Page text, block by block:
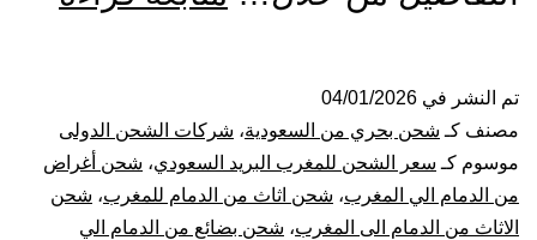
الي
تم النشر في 04/01/2026
مصنف كـ شحن بحري من السعودية، شركات الشحن الدولى
موسوم كـ سعر الشحن للمغرب البريد السعودي، شحن أغراض
من الدمام الي المغرب، شحن اثاث من الدمام للمغرب، شحن
الاثاث من الدمام الى المغرب، شحن بضائع من الدمام الي